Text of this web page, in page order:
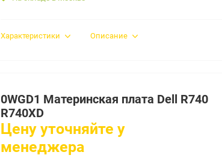
Характеристики Описание
0WGD1 Материнская плата Dell R740
R740XD
Цену уточняйте у
менеджера